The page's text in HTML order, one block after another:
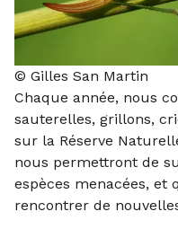
© Gilles San Martin
Chaque année, nous
sauterelles, grillons,
sur la Réserve
nous permettront de
espèces menacées,
rencontrer de